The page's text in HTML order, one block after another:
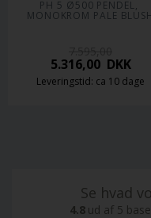
PH 5 Ø500 PENDEL,
MONOKROM PALE
5.316,00DKK
Leveringstid: ca 10 dage
Se hvad
4.8 ud af 5